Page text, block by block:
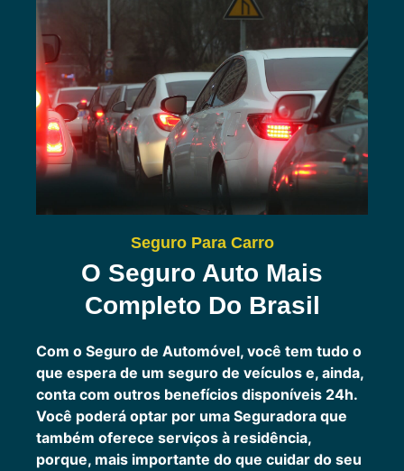
Seguro Para Carro
O Seguro Auto Mais
Completo Do Brasil
Com o Seguro de Automóvel, você tem tudo o
que espera de um seguro de veículos e, ainda,
conta com outros benefícios disponíveis 24h.
Você poderá optar por uma Seguradora que
também oferece serviços à residência,
porque, mais importante do que cuidar do seu